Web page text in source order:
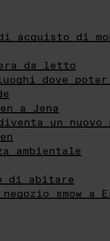
acquisto di
da letto
dove
a Jena
un nuovo
ambientale
di abitare
smow a